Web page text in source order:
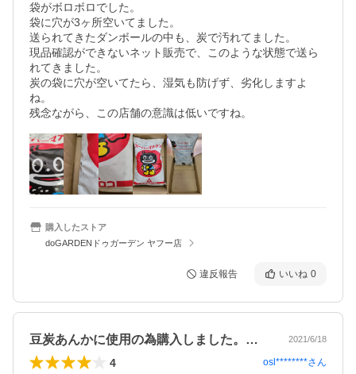
袋がボロボロでした。
袋に穴が3ヶ所空いてました。
送られてきたダンボールの中も、炭で汚れてました。
現品確認ができないネット販売で、このような状態で送ら
れてきました。
炭の袋に穴が空いてたら、湿気も防げず、劣化しますよ
ね。
残念ながら、この店舗の意識は低いですね。
購入したストア
doGARDENドゥガーデン ヤフー店
違反報告 いいね 0
豆炭あんかに使用の為購入しました。いま… 2021/6/18
4 osl********さん